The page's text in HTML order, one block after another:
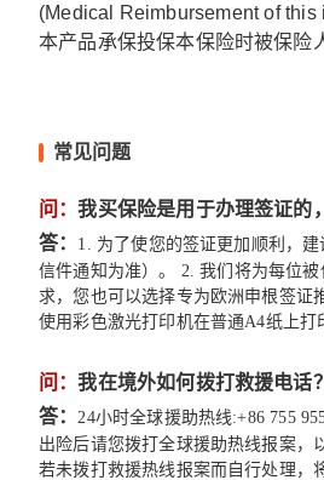
(Medical Reimbursement of
本产品承保投保本保险时被保险
常见问题
问：我买保险是用于办理签证的
答：
1. 为了使您的签证更加顺利，
信件通知为准）。 2. 我们将为每位
求，您也可以选择专为欧洲申根签证
使用彩色激光打印机在普通A4纸上
问：我在境外如何拨打救援电话？
答：
24小时全球援助热线:+86 755
出险后请您拨打全球援助热线报案，
若未拨打救援热线报案而自行处理，